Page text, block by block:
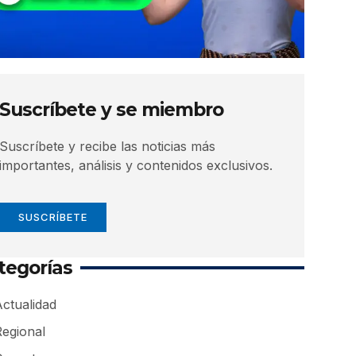
Suscríbete y se miembro
Suscríbete y recibe las noticias más
importantes, análisis y contenidos exclusivos.
SUSCRÍBETE